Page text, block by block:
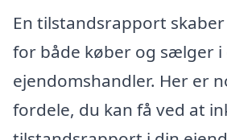
En tilstandsrapport
for både køber og sælger i
ejendomshandler. Her er
fordele, du kan få ved at